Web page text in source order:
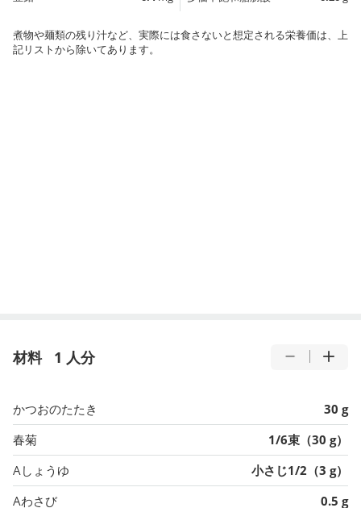
煮物や麺類の残り汁など、実際には食さないと想定される栄養価は、上
記リストから除いてあります。
材料 1 人分
かつおのたたき
30 g
春菊
1/6束（30 g）
Aしょうゆ
小さじ1/2（3 g）
Aわさび
0.5 g